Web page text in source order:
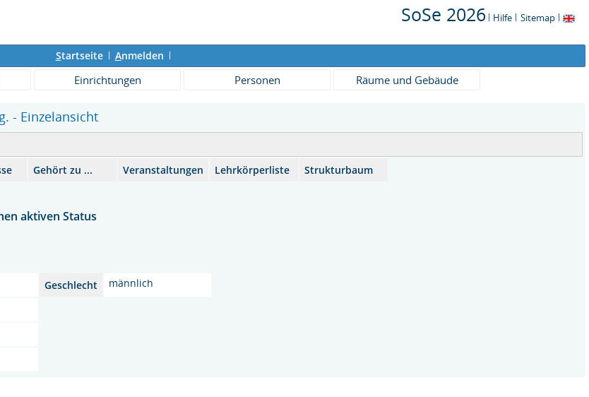
SoSe 2026 Hilfe Sitemap
Startseite Anmelden
Einrichtungen Personen Räume und Gebäude
- Einzelansicht
Gehört zu ... Veranstaltungen Lehrkörperliste Strukturbaum
aktiven Status
Geschlecht
männlich